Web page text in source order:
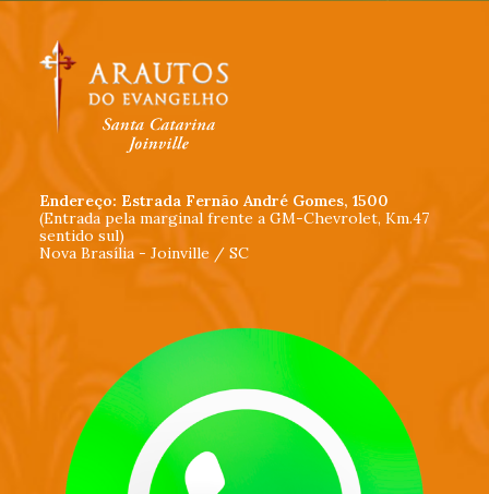
Endereço: Estrada Fernão André Gomes, 1500
(Entrada pela marginal frente a GM-Chevrolet, Km.47
sentido sul)
Nova Brasília - Joinville / SC